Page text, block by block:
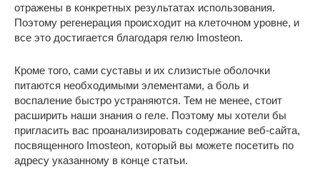
отражены в конкретных результатах использования.
Поэтому регенерация происходит на клеточном уровне, и
все это достигается благодаря гелю Imosteon.
Кроме того, сами суставы и их слизистые оболочки
питаются необходимыми элементами, а боль и
воспаление быстро устраняются. Тем не менее, стоит
расширить наши знания о геле. Поэтому мы хотели бы
пригласить вас проанализировать содержание веб-сайта,
посвященного Imosteon, который вы можете посетить по
адресу указанному в конце статьи.